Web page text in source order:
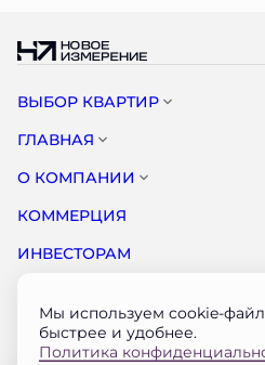
ВЫБОР КВАРТИР
ГЛАВНАЯ
О КОМПАНИИ
КОММЕРЦИЯ
ИНВЕСТОРАМ
КОНТАКТЫ
Мы используем cookie-
быстрее и удобнее.
Политика